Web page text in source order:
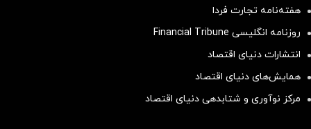
هفته‌نامه تجارت فردا
روزنامه انگلیسی Financial Tribune
انتشارات دنیای اقتصاد
همایش‌های دنیای اقتصاد
مرکز نوآوری و شتابدهی دنیای اقتصاد